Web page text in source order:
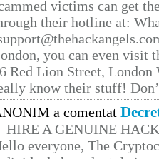
victims can get
their hotline at:
you can even visit
Red Lion Street, London
know their stuff!
a comentat
HIRE A GENUINE
everyone, The